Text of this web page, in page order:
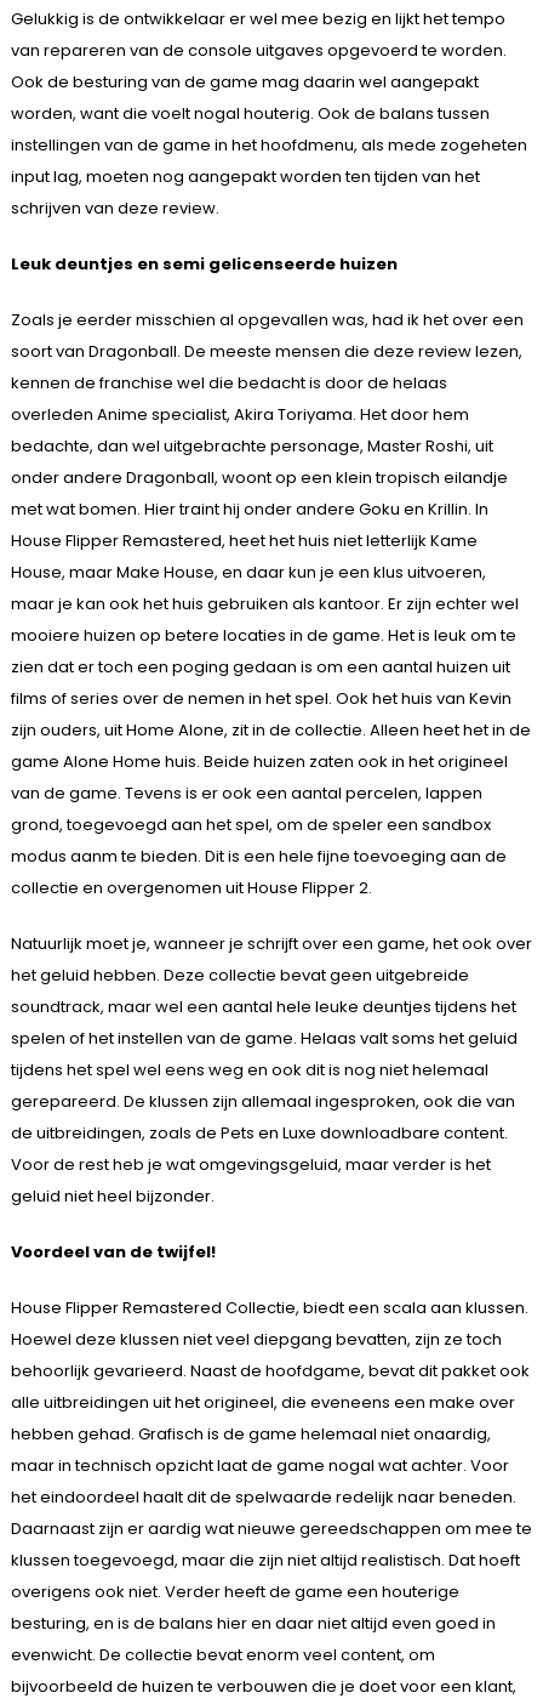
Gelukkig is de ontwikkelaar er wel mee bezig en lijkt het tempo
van repareren van de console uitgaves opgevoerd te worden.
Ook de besturing van de game mag daarin wel aangepakt
worden, want die voelt nogal houterig. Ook de balans tussen
instellingen van de game in het hoofdmenu, als mede zogeheten
input lag, moeten nog aangepakt worden ten tijden van het
schrijven van deze review.
Leuk deuntjes en semi gelicenseerde huizen
Zoals je eerder misschien al opgevallen was, had ik het over een
soort van Dragonball. De meeste mensen die deze review lezen,
kennen de franchise wel die bedacht is door de helaas
overleden Anime specialist, Akira Toriyama. Het door hem
bedachte, dan wel uitgebrachte personage, Master Roshi, uit
onder andere Dragonball, woont op een klein tropisch eilandje
met wat bomen. Hier traint hij onder andere Goku en Krillin. In
House Flipper Remastered, heet het huis niet letterlijk Kame
House, maar Make House, en daar kun je een klus uitvoeren,
maar je kan ook het huis gebruiken als kantoor. Er zijn echter wel
mooiere huizen op betere locaties in de game. Het is leuk om te
zien dat er toch een poging gedaan is om een aantal huizen uit
films of series over de nemen in het spel. Ook het huis van Kevin
zijn ouders, uit Home Alone, zit in de collectie. Alleen heet het in de
game Alone Home huis. Beide huizen zaten ook in het origineel
van de game. Tevens is er ook een aantal percelen, lappen
grond, toegevoegd aan het spel, om de speler een sandbox
modus aanm te bieden. Dit is een hele fijne toevoeging aan de
collectie en overgenomen uit House Flipper 2.
Natuurlijk moet je, wanneer je schrijft over een game, het ook over
het geluid hebben. Deze collectie bevat geen uitgebreide
soundtrack, maar wel een aantal hele leuke deuntjes tijdens het
spelen of het instellen van de game. Helaas valt soms het geluid
tijdens het spel wel eens weg en ook dit is nog niet helemaal
gerepareerd. De klussen zijn allemaal ingesproken, ook die van
de uitbreidingen, zoals de Pets en Luxe downloadbare content.
Voor de rest heb je wat omgevingsgeluid, maar verder is het
geluid niet heel bijzonder.
Voordeel van de twijfel!
House Flipper Remastered Collectie, biedt een scala aan klussen.
Hoewel deze klussen niet veel diepgang bevatten, zijn ze toch
behoorlijk gevarieerd. Naast de hoofdgame, bevat dit pakket ook
alle uitbreidingen uit het origineel, die eveneens een make over
hebben gehad. Grafisch is de game helemaal niet onaardig,
maar in technisch opzicht laat de game nogal wat achter. Voor
het eindoordeel haalt dit de spelwaarde redelijk naar beneden.
Daarnaast zijn er aardig wat nieuwe gereedschappen om mee te
klussen toegevoegd, maar die zijn niet altijd realistisch. Dat hoeft
overigens ook niet. Verder heeft de game een houterige
besturing, en is de balans hier en daar niet altijd even goed in
evenwicht. De collectie bevat enorm veel content, om
bijvoorbeeld de huizen te verbouwen die je doet voor een klant,